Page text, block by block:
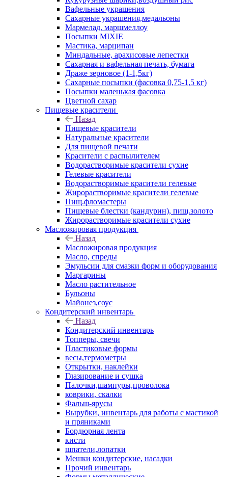
Вафельные украшения
Сахарные украшения,медальоны
Мармелад, маршмеллоу
Посыпки MIXIE
Мастика, марципан
Миндальные, арахисовые лепестки
Сахарная и вафельная печать, бумага
Драже зерновое (1-1,5кг)
Сахарные посыпки (фасовка 0,75-1,5 кг)
Посыпки маленькая фасовка
Цветной сахар
Пищевые красители
Назад
Пищевые красители
Натуральные красители
Для пищевой печати
Красители с распылителем
Водорастворимые красители сухие
Гелевые красители
Водорастворимые красители гелевые
Жирорастворимые красители гелевые
Пищ.фломастеры
Пищевые блестки (кандурин), пищ.золото
Жирорастворимые красители сухие
Масложировая продукция
Назад
Масложировая продукция
Масло, спреды
Эмульсии для смазки форм и оборудования
Маргарины
Масло растительное
Бульоны
Майонез,соус
Кондитерский инвентарь
Назад
Кондитерский инвентарь
Топперы, свечи
Пластиковые формы
весы,термометры
Открытки, наклейки
Глазирование и сушка
Палочки,шампуры,проволока
коврики, скалки
Фальш-ярусы
Вырубки, инвентарь для работы с мастикой
и пряниками
Бордюрная лента
кисти
шпатели,лопатки
Мешки кондитерские, насадки
Прочий инвентарь